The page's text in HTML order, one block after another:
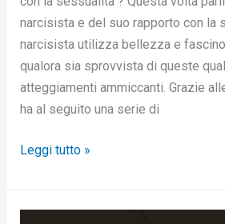
narcisista e del suo rapporto con la
narcisista utilizza bellezza e
qualora sia sprovvista di queste
atteggiamenti ammiccanti. Grazie
ha al seguito una serie di
Leggi tutto »